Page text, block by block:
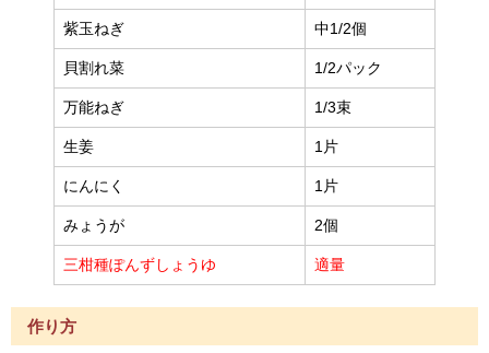
紫玉ねぎ 中1/2個
貝割れ菜 1/2パック
万能ねぎ 1/3束
生姜 1片
にんにく 1片
みょうが 2個
三柑種ぽんずしょうゆ 適量
作り方